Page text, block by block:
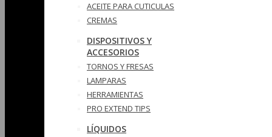
ACEITE PARA CUTICULAS
CREMAS
DISPOSITIVOS Y
ACCESORIOS
TORNOS Y FRESAS
LAMPARAS
HERRAMIENTAS
PRO EXTEND TIPS
LÍQUIDOS